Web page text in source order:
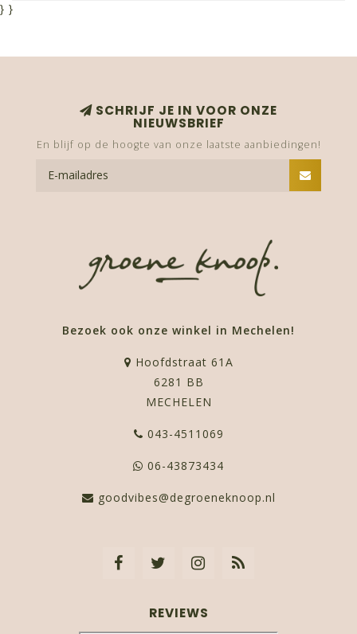
} }
SCHRIJF JE IN VOOR ONZE
NIEUWSBRIEF
En blijf op de hoogte van onze laatste aanbiedingen!
Bezoek ook onze winkel in Mechelen!
Hoofdstraat 61A
6281 BB
MECHELEN
043-4511069
06-43873434
goodvibes@degroeneknoop.nl
REVIEWS